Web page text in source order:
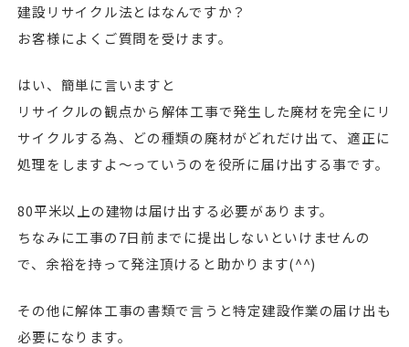
建設リサイクル法とはなんですか？
お客様によくご質問を受けます。
はい、簡単に言いますと
リサイクルの観点から解体工事で発生した廃材を完全にリ
サイクルする為、どの種類の廃材がどれだけ出て、適正に
処理をしますよ〜っていうのを役所に届け出する事です。
80平米以上の建物は届け出する必要があります。
ちなみに工事の7日前までに提出しないといけませんの
で、余裕を持って発注頂けると助かります(^^)
その他に解体工事の書類で言うと特定建設作業の届け出も
必要になります。